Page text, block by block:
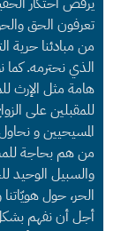
تعرفون الحق
من مبادئنا حرية
الذي نحترمه. كما
هامة مثل الإرث
للمقبلين على
المسيحيين و
من هم بحاجة
والسبيل الوحيد
الحر، حول
أجل أن نفهم